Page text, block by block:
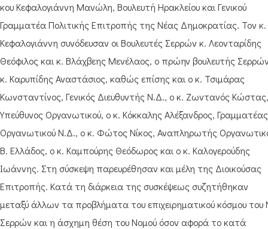
κου Κεφαλογιάννη Μανώλη, Βουλευτή Ηρακλείου και Γενικού
Γραμματέα Πολιτικής Επιτροπής της Νέας Δημοκρατίας. Τον κ.
Κεφαλογιάννη συνόδευσαν οι Βουλευτές Σερρών κ. Λεονταρίδης
Θεόφιλος και κ. Βλάχβεης Μενέλαος, ο πρώην βουλευτής
κ. Καρυπίδης Αναστάσιος, καθώς επίσης και ο κ. Τσιμάρας
Κωνσταντίνος, Γενικός Διευθυντής Ν.Δ., ο κ. Ζωντανός Κώστας,
Υπεύθυνος Οργανωτικού, ο κ. Κόκκαλης Αλέξανδρος, Γραμματέας
Οργανωτικού Ν.Δ., ο κ. Φώτος Νίκος, Αναπληρωτής
Β. Ελλάδος, ο κ. Καμπούρης Θεόδωρος και ο κ. Καλογερούδης
Ιωάννης. Στη σύσκεψη παρευρέθησαν και μέλη της Διοικούσας
Επιτροπής. Κατά τη διάρκεια της συσκέψεως συζητήθηκαν
μεταξύ άλλων τα προβλήματα του επιχειρηματικού κόσμου του
Σερρών και η άσχημη θέση του Νομού όσον αφορά το κατά